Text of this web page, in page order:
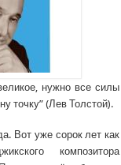
нужно все силы
точку” (Лев Толстой).
Вот уже сорок лет как
композитора